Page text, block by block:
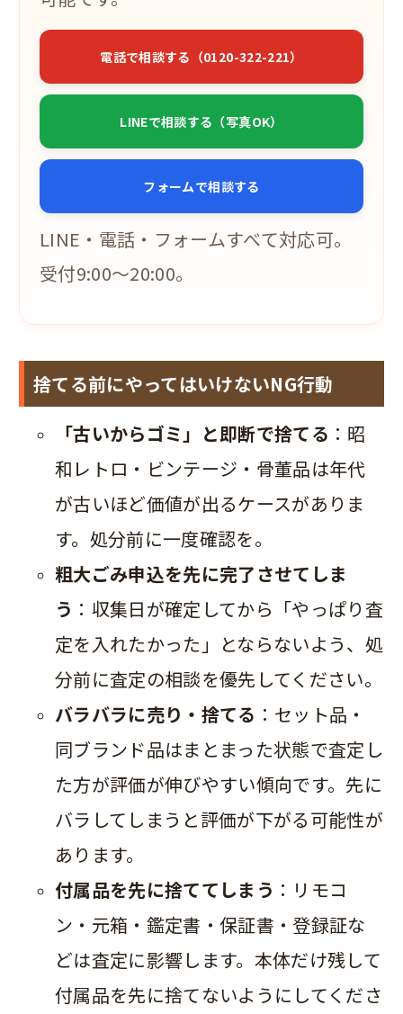
電話で相談する（0120-322-221）
LINEで相談する（写真OK）
フォームで相談する
LINE・電話・フォームすべて対応可。
受付9:00〜20:00。
捨てる前にやってはいけないNG行動
「古いからゴミ」と即断で捨てる ：昭
和レトロ・ビンテージ・骨董品は年代
が古いほど価値が出るケースがありま
す。処分前に一度確認を。
粗大ごみ申込を先に完了させてしま
う ：収集日が確定してから「やっぱり査
定を入れたかった」とならないよう、処
分前に査定の相談を優先してください。
バラバラに売り・捨てる ：セット品・
同ブランド品はまとまった状態で査定し
た方が評価が伸びやすい傾向です。先に
バラしてしまうと評価が下がる可能性が
あります。
付属品を先に捨ててしまう ：リモコ
ン・元箱・鑑定書・保証書・登録証な
どは査定に影響します。本体だけ残して
付属品を先に捨てないようにしてくださ